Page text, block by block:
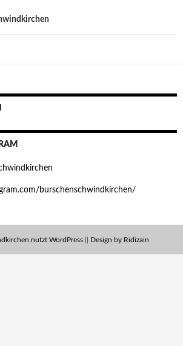
burschenschwindkirchen/
nutzt WordPress Design by Ridizain